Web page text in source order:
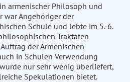
armenischer Philosoph und
war Angehöriger der
Schule und lebte im 5.-6.
Traktaten
der Armenischen
in Schulen Verwendung
nur sehr wenig überliefert,
Spekulationen bietet.